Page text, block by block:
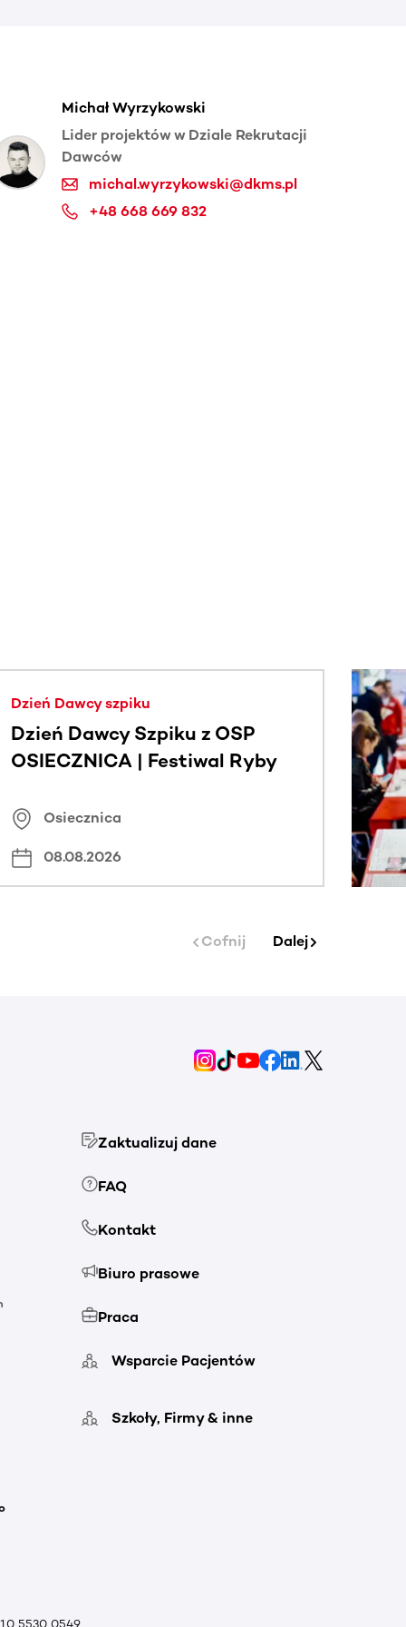
Michał Wyrzykowski
Lider projektów w Dziale Rekrutacji
Dawców
michal.wyrzykowski@dkms.pl
+48 668 669 832
Dzień Dawcy szpiku
Dzień Dawcy Szpiku z OSP
OSIECZNICA | Festiwal Ryby
Osiecznica
08.08.2026
Cofnij Dalej
Zaktualizuj dane
FAQ
Kontakt
Biuro prasowe
Praca
Wsparcie Pacjentów
Szkoły, Firmy & inne
5530 0549